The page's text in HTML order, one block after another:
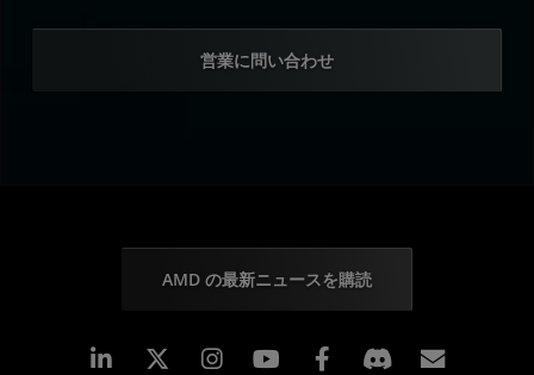
営業に問い合わせ
AMD の最新ニュースを購読
Linkedin Instagram Facebook